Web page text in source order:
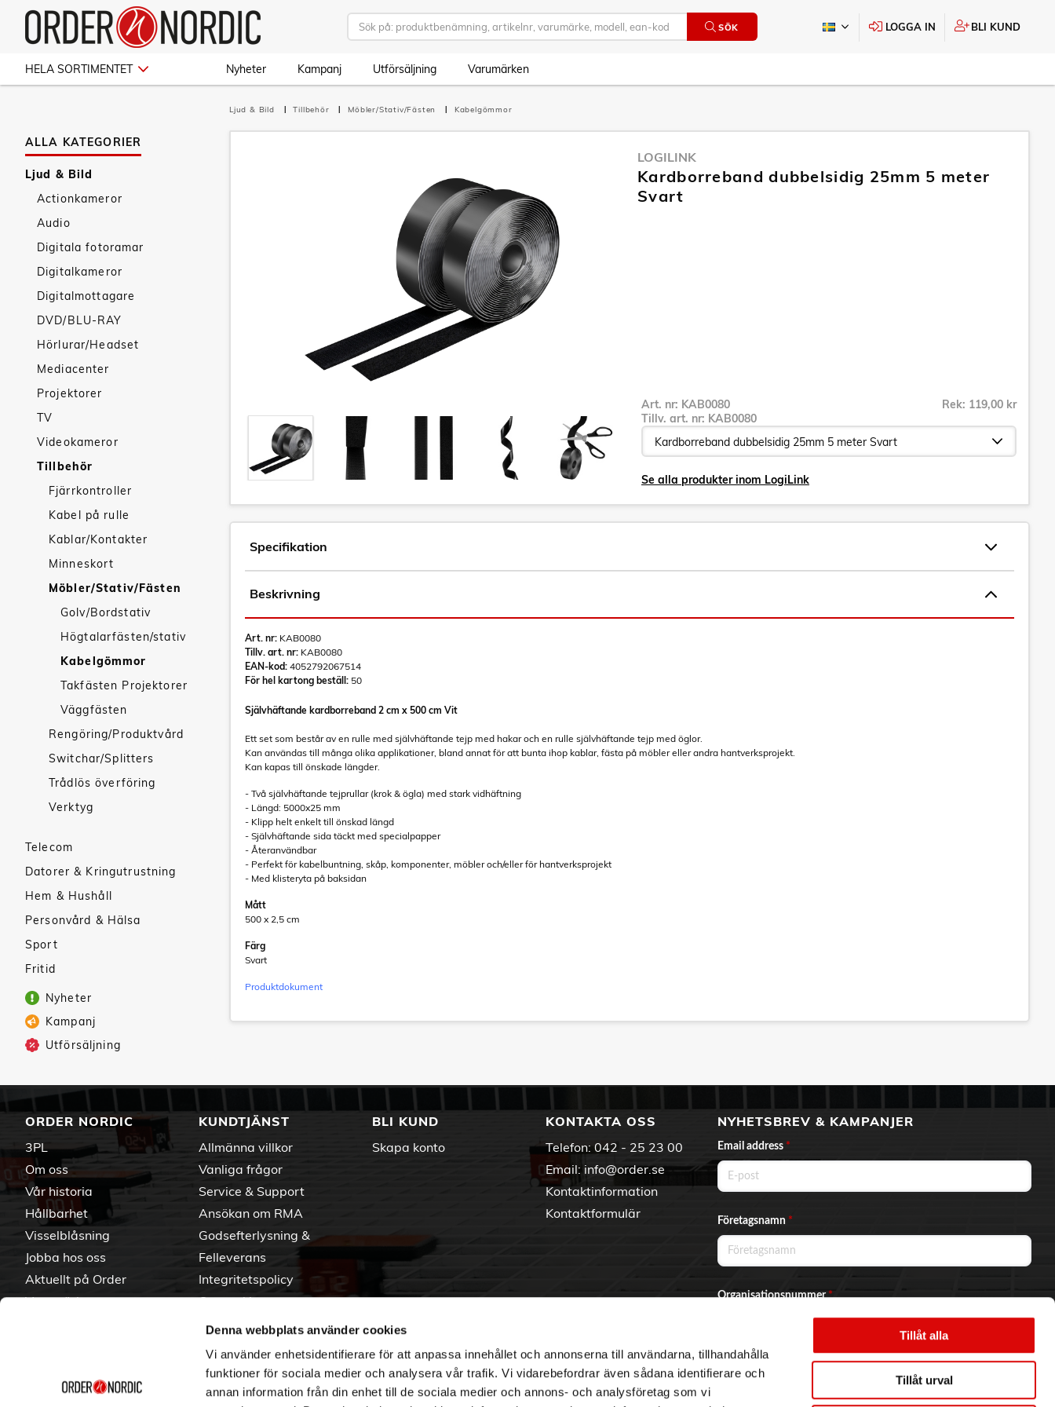
Denna webbplats använder cookies
Vi använder enhetsidentifierare för att anpassa innehållet och annonserna till användarna, tillhandahålla
funktioner för sociala medier och analysera vår trafik. Vi vidarebefordrar även sådana identifierare och
annan information från din enhet till de sociala medier och annons- och analysföretag som vi
Tillåt alla
Tillåt urval
SÖK LOGGA IN BLI KUND
HELA SORTIMENTET Nyheter Kampanj Utförsäljning Varumärken
ALLA KATEGORIER
Ljud & Bild
Actionkameror
Audio
Digitala fotoramar
Digitalkameror
Digitalmottagare
DVD/BLU-RAY
Hörlurar/Headset
Mediacenter
Projektorer
TV
Videokameror
Tillbehör
Fjärrkontroller
Kabel på rulle
Kablar/Kontakter
Minneskort
Möbler/Stativ/Fästen
Golv/Bordstativ
Högtalarfästen/stativ
Kabelgömmor
Takfästen Projektorer
Väggfästen
Rengöring/Produktvård
Switchar/Splitters
Trådlös överföring
Verktyg
Telecom
Datorer & Kringutrustning
Hem & Hushåll
Personvård & Hälsa
Sport
Fritid
Nyheter
Kampanj
Utförsäljning
Ljud & Bild Tillbehör Möbler/Stativ/Fästen Kabelgömmor
LOGILINK
Kardborreband dubbelsidig 25mm 5 meter
Svart
Art. nr: KAB0080
Tillv. art. nr: KAB0080
Rek: 119,00 kr
Se alla produkter inom LogiLink
Specifikation
Beskrivning
Art. nr: KAB0080
Tillv. art. nr: KAB0080
EAN-kod: 4052792067514
För hel kartong beställ: 50
Självhäftande kardborreband 2 cm x 500 cm Vit
Ett set som består av en rulle med självhäftande tejp med hakar och en rulle självhäftande tejp med öglor.
Kan användas till många olika applikationer, bland annat för att bunta ihop kablar, fästa på möbler eller andra hantverksprojekt.
Kan kapas till önskade längder.
- Två självhäftande tejprullar (krok & ögla) med stark vidhäftning
- Längd: 5000x25 mm
- Klipp helt enkelt till önskad längd
- Självhäftande sida täckt med specialpapper
- Återanvändbar
- Perfekt för kabelbuntning, skåp, komponenter, möbler och/eller för hantverksprojekt
- Med klisteryta på baksidan
Mått
500 x 2,5 cm
Färg
Svart
Produktdokument
ORDER NORDIC
3PL
Om oss
Vår historia
Hållbarhet
Visselblåsning
Jobba hos oss
Aktuellt på Order
Varumärken
KUNDTJÄNST
Allmänna villkor
Vanliga frågor
Service & Support
Ansökan om RMA
Godsefterlysning &
Felleverans
Integritetspolicy
Om cookies
BLI KUND
Skapa konto
KONTAKTA OSS
Telefon: 042 - 25 23 00
Email: info@order.se
Kontaktinformation
Kontaktformulär
NYHETSBREV & KAMPANJER
Email address *
Företagsnamn *
Organisationsnummer*
Ja, jag vill prenumerera på nyhetsbrevet.